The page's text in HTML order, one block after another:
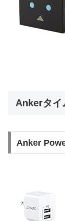
Ankerタイ
Anker